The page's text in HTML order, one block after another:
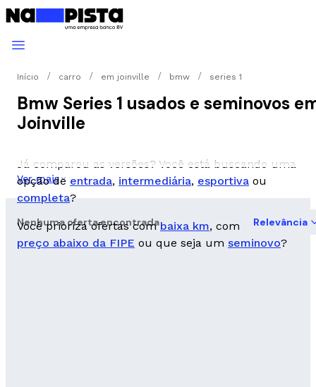
Início carro em joinville bmw series 1
Bmw Series 1 usados e seminovos
Joinville
Já comparou as versões? Você está buscando uma
opção de entrada, intermediária, esportiva ou
completa?
Você prioriza ofertas combaixa km, com
preço abaixo da FIPE ou que seja um seminovo?
Ver mais
Nenhuma oferta encontrada Relevância